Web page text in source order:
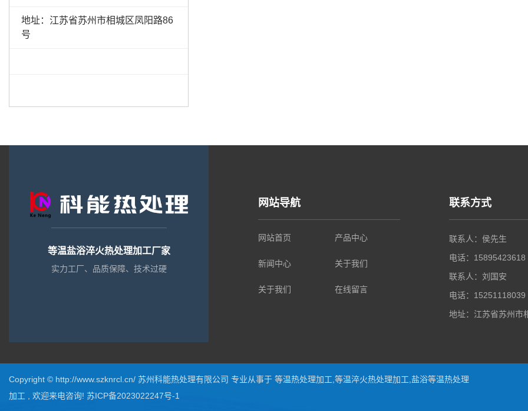
地址：江苏省苏州市相城区凤阳路86
号
等温盐浴淬火热处理加工厂家
实力工厂、品质保障、技术过硬
网站导航
网站首页 产品中心
新闻中心 关于我们
关于我们 在线留言
联系方式
联系人：侯先生
电话：15895423618
联系人：刘国安
电话：15251118039
地址：江苏省苏州市
Copyright © http://www.szknrcl.cn/ 苏州科能热处理有限公司 专业从事于 等温热处理加工 等温淬火热处理加工 盐浴等温热处理
加工 , 欢迎来电咨询! 苏ICP备2023022247号-1